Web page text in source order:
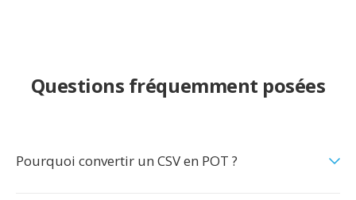
Questions fréquemment posées
Pourquoi convertir un CSV en POT ?